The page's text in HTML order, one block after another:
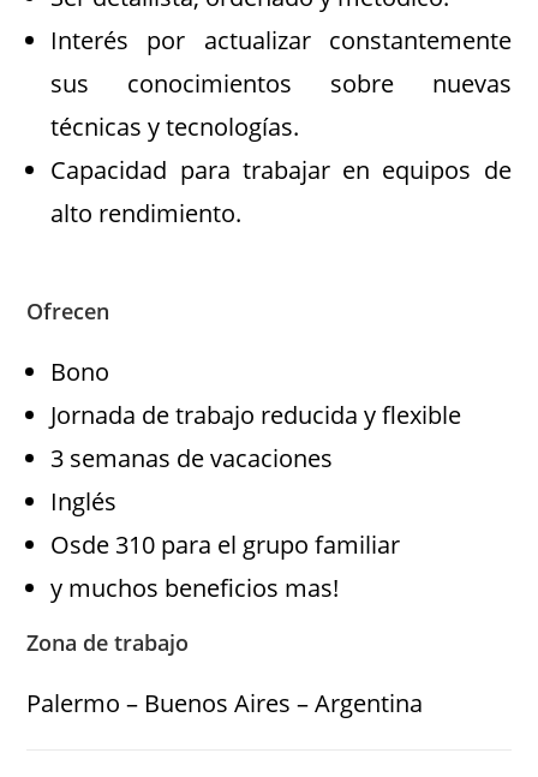
Interés por actualizar constantemente
sus conocimientos sobre nuevas
técnicas y tecnologías.
Capacidad para trabajar en equipos de
alto rendimiento.
Ofrecen
Bono
Jornada de trabajo reducida y flexible
3 semanas de vacaciones
Inglés ​
Osde 310 para el grupo familiar
y muchos beneficios mas!
Zona de trabajo
Palermo – Buenos Aires – Argentina